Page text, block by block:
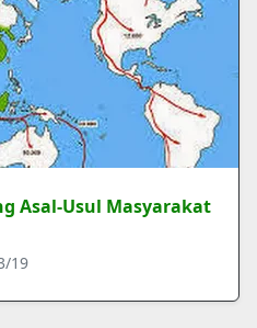
Asal-Usul Masyarakat
19